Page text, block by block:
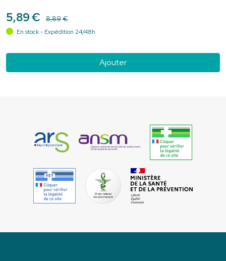
5,89€ 8,89€
En stock - Expédition 24/48h
Ajouter